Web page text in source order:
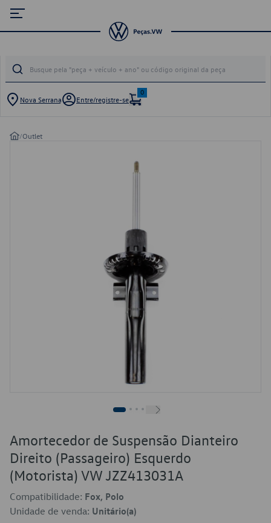
Nova Serrana Entre/registre-se
0
/Outlet
Amortecedor de Suspensão Dianteiro
Direito (Passageiro) Esquerdo
(Motorista) VW JZZ413031A
Compatibilidade: Fox, Polo
Unidade de venda: Unitário(a)